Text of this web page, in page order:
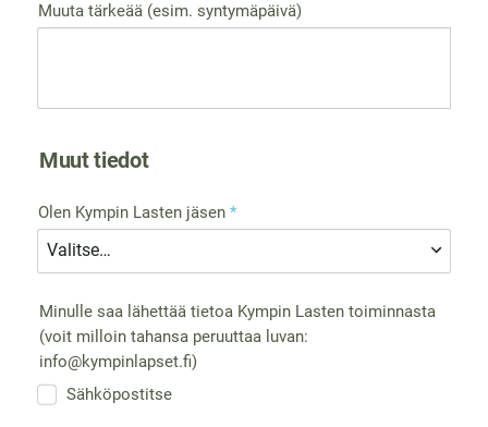
Muuta tärkeää (esim. syntymäpäivä)
Muut tiedot
Olen Kympin Lasten jäsen *
Minulle saa lähettää tietoa Kympin Lasten toiminnasta
(voit milloin tahansa peruuttaa luvan:
info@kympinlapset.fi)
Sähköpostitse